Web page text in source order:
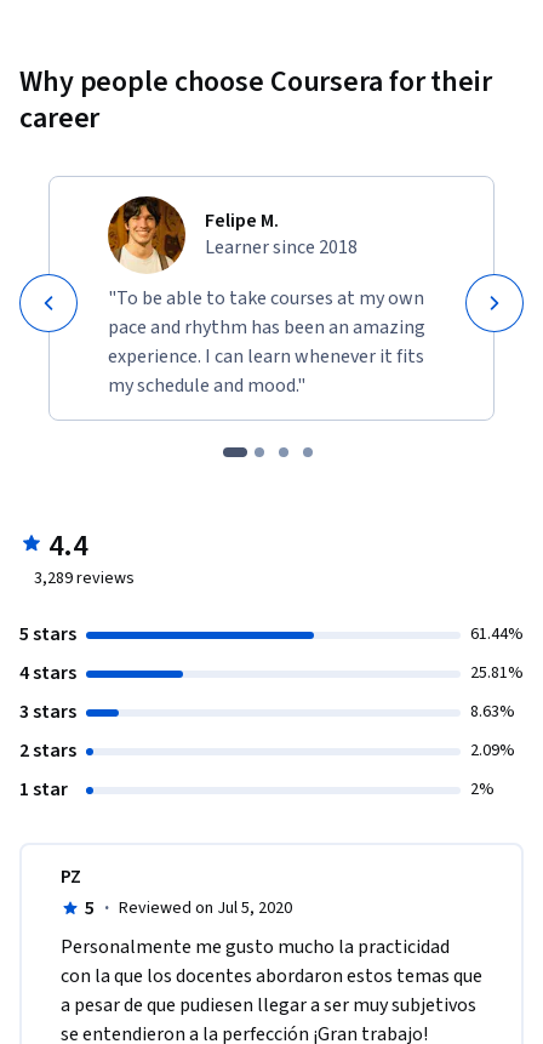
Why people choose Coursera for their
career
Felipe M.
Learner since 2018
"To be able to take courses at my own
pace and rhythm has been an amazing
experience. I can learn whenever it fits
my schedule and mood."
4.4
3,289reviews
5 stars 61.44%
4 stars 25.81%
3 stars 8.63%
2 stars 2.09%
1 star 2%
PZ
5 · Reviewed on Jul 5, 2020
Personalmente me gusto mucho la practicidad
con la que los docentes abordaron estos temas que
a pesar de que pudiesen llegar a ser muy subjetivos
se entendieron a la perfección ¡Gran trabajo!